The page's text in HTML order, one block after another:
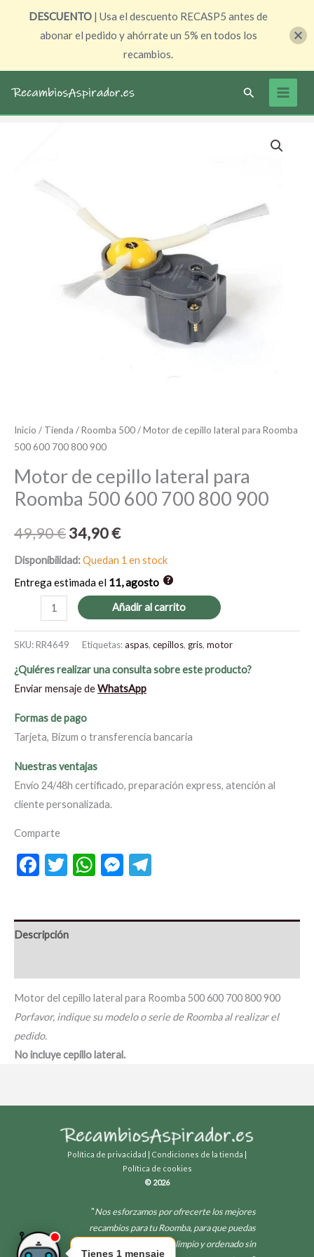
Buscar
Inicio / Tienda /Roomba 500/ Motor de cepillo lateral para Roomba
500 600 700 800 900
Motor de cepillo lateral para
Roomba 500 600 700 800 900
49,90€
era:
49,90 €.
34,90€
34,90 €.
Disponibilidad:Quedan 1 en stock
Entrega estimada el 11, agosto
Añadir al carrito
SKU:RR4649 Etiquetas:aspas, cepillos, gris, motor
¿Quiéres realizar una consulta sobre este producto?
Enviar mensaje deWhatsApp
Formas de pago
Tarjeta, Bizum o transferencia bancaria
Nuestras ventajas
Envío 24/48h certificado, preparación express, atención al
cliente personalizada.
Comparte
Facebook
Twitter
WhatsApp
Messenger
Descripción
Motor del cepillo lateral para Roomba 500 600 700 800 900
Porfavor, indique su modelo o serie de Roomba al realizar el
pedido.
No incluye cepillo lateral.
Política de privacidad Condiciones de la tienda
Política de cookies
© 2026
"Nos esforzamos por ofrecerte los mejores
recambios para tu Roomba, para que puedas
disfrutar de un hogar limpio y ordenado sin
DESCUENTO | Usa el descuento RECASP5 antes de
abonar el pedido y ahórrate un 5% en todos los
recambios.
Tienes 1 mensaje